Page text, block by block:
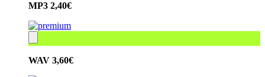
MP3 2,40€
WAV 3,60€